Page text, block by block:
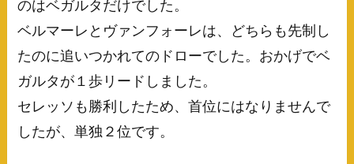
のはベガルタだけでした。
ベルマーレとヴァンフォーレは、どちらも先制し
たのに追いつかれてのドローでした。おかげでベ
ガルタが１歩リードしました。
セレッソも勝利したため、首位にはなりませんで
したが、単独２位です。